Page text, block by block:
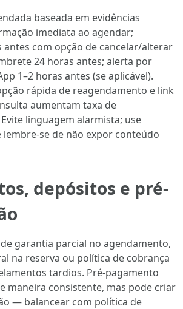
baseada em evidências
imediata ao agendar;
antes com opção de cancelar/alterar
24 horas antes; alerta por
1–2 horas antes (se aplicável).
rápida de reagendamento e link
aumentam taxa de
linguagem alarmista; use
se de não expor conteúdo
depósitos e pré-
garantia parcial no agendamento,
na reserva ou política de cobrança
tardios. Pré-pagamento
maneira consistente, mas pode criar
— balancear com política de